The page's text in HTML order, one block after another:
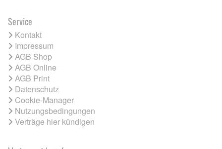
Service
Kontakt
Impressum
AGB Shop
AGB Online
AGB Print
Datenschutz
Cookie-Manager
Nutzungsbedingungen
Verträge hier kündigen